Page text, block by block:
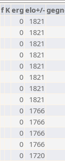
f Kerg elo+/-
0
1821
0
1821
0
1821
0
1821
0
1821
0
1821
0
1821
0
1821
0
1766
0
1766
0
1766
0
1766
0
1720